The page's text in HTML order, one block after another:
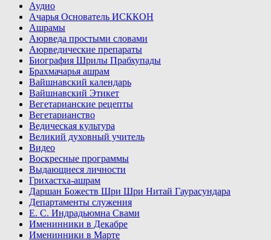
Аудио
Ачарья Основатель ИСККОН
Ашрамы
Аюрведа простыми словами
Аюрведические препараты
Биография Шрилы Прабхупады
Брахмачарья ашрам
Вайшнавский календарь
Вайшнавский Этикет
Вегетарианские рецепты
Вегетарианство
Ведическая культура
Великий духовный учитель
Видео
Воскресные программы
Выдающиеся личности
Грихастха-ашрам
Даршан Божеств Шри Шри Нитай Гаурасундара
Департаменты служения
Е. С. Индрадьюмна Свами
Именинники в Декабре
Именинники в Марте